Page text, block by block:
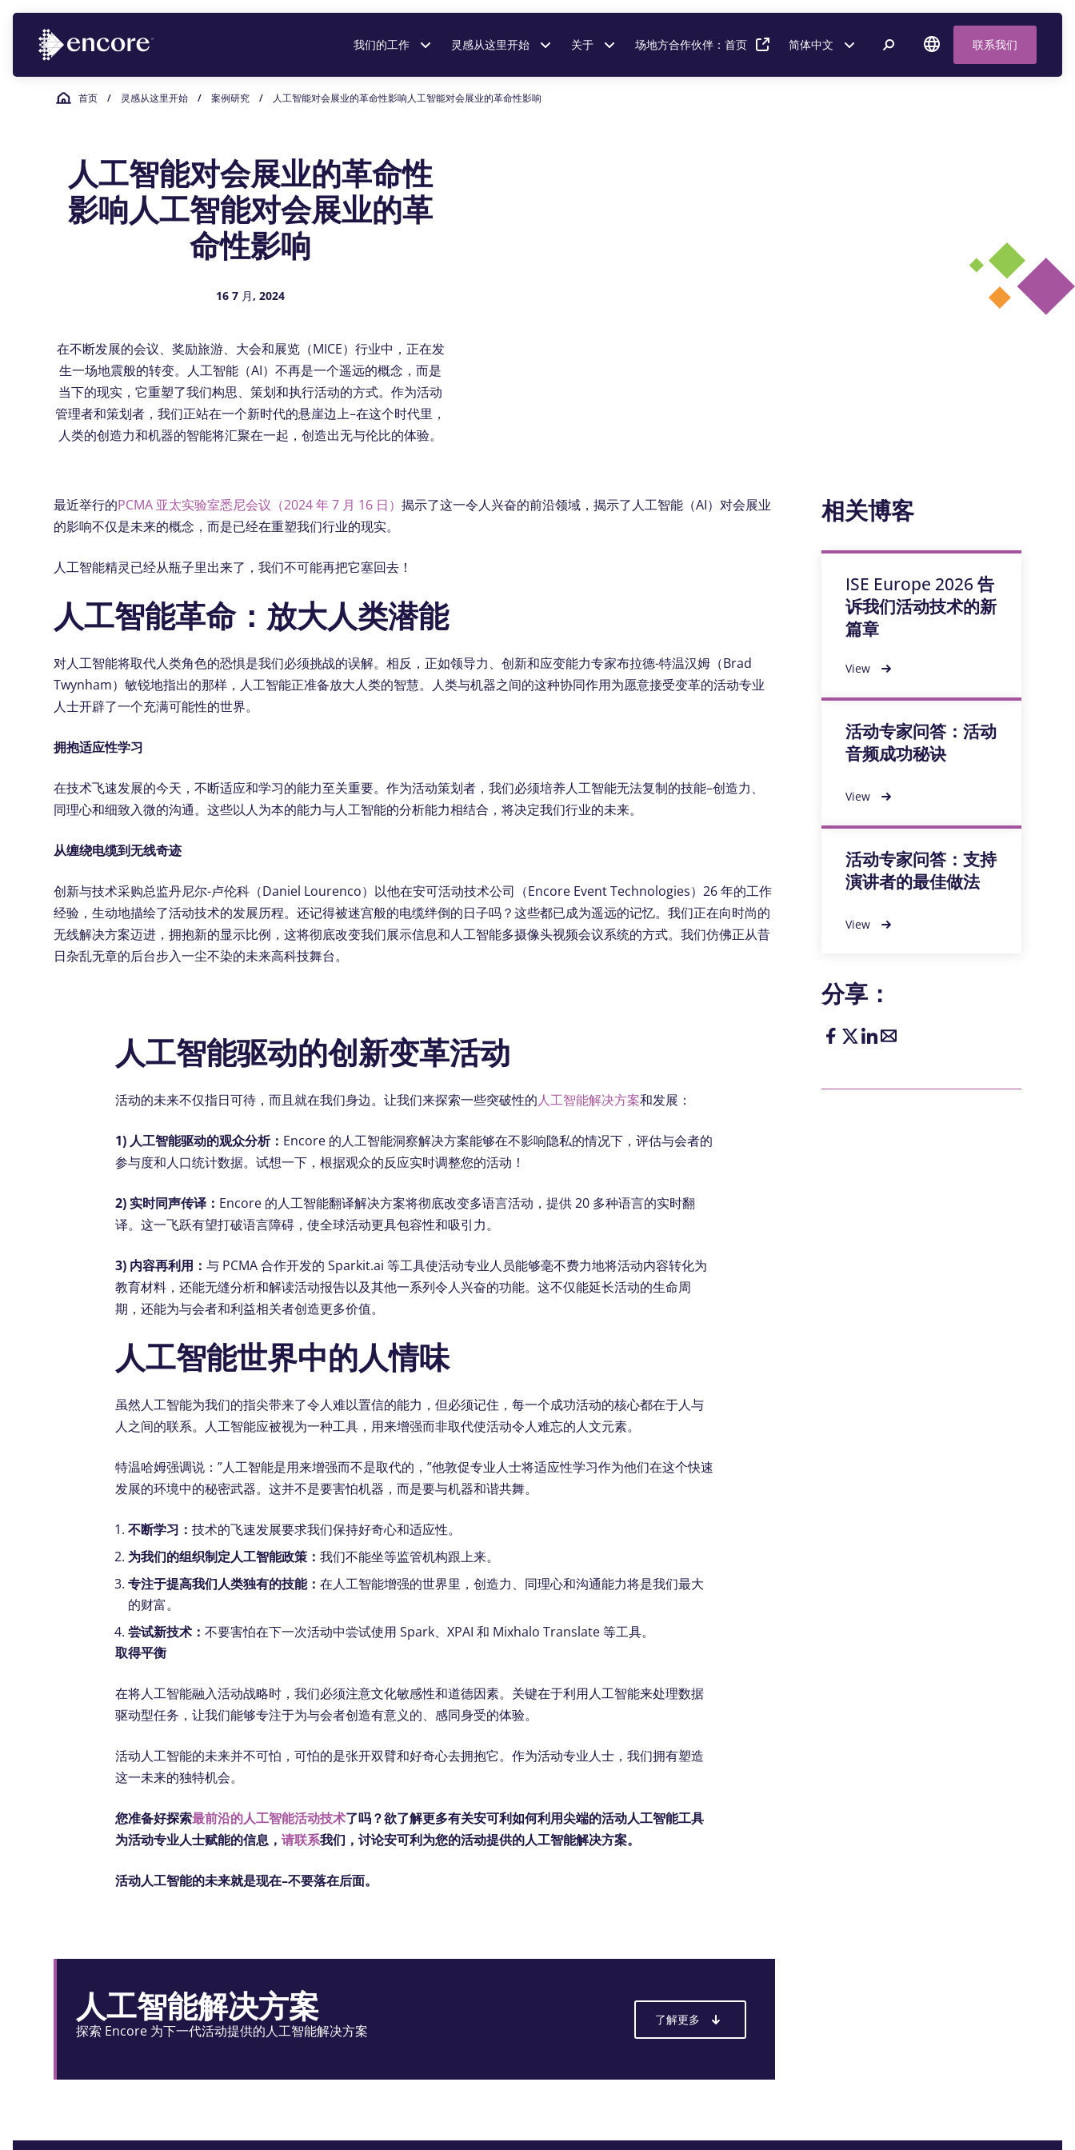
我们的工作 灵感从这里开始 关于 场地方合作伙伴：首页 简体中文 联系我们
首页 / 灵感从这里开始 / 案例研究 / 人工智能对会展业的革命性影响人工智能对会展业的革命性影响
人工智能对会展业的革命性
影响人工智能对会展业的革
命性影响
16 7 月, 2024
在不断发展的会议、奖励旅游、大会和展览（MICE）行业中，正在发
生一场地震般的转变。人工智能（AI）不再是一个遥远的概念，而是
当下的现实，它重塑了我们构思、策划和执行活动的方式。作为活动
管理者和策划者，我们正站在一个新时代的悬崖边上–在这个时代里，
人类的创造力和机器的智能将汇聚在一起，创造出无与伦比的体验。
最近举行的PCMA 亚太实验室悉尼会议（2024 年 7 月 16 日）揭示了这一令人兴奋的前沿领域，揭示了人工智能（AI）对会展业
的影响不仅是未来的概念，而是已经在重塑我们行业的现实。
人工智能精灵已经从瓶子里出来了，我们不可能再把它塞回去！
人工智能革命：放大人类潜能
对人工智能将取代人类角色的恐惧是我们必须挑战的误解。相反，正如领导力、创新和应变能力专家布拉德-特温汉姆（Brad
Twynham）敏锐地指出的那样，人工智能正准备放大人类的智慧。人类与机器之间的这种协同作用为愿意接受变革的活动专业
人士开辟了一个充满可能性的世界。
拥抱适应性学习
在技术飞速发展的今天，不断适应和学习的能力至关重要。作为活动策划者，我们必须培养人工智能无法复制的技能–创造力、
同理心和细致入微的沟通。这些以人为本的能力与人工智能的分析能力相结合，将决定我们行业的未来。
从缠绕电缆到无线奇迹
创新与技术采购总监丹尼尔-卢伦科（Daniel Lourenco）以他在安可活动技术公司（Encore Event Technologies）26 年的工作
经验，生动地描绘了活动技术的发展历程。还记得被迷宫般的电缆绊倒的日子吗？这些都已成为遥远的记忆。我们正在向时尚的
无线解决方案迈进，拥抱新的显示比例，这将彻底改变我们展示信息和人工智能多摄像头视频会议系统的方式。我们仿佛正从昔
日杂乱无章的后台步入一尘不染的未来高科技舞台。
人工智能驱动的创新变革活动
活动的未来不仅指日可待，而且就在我们身边。让我们来探索一些突破性的人工智能解决方案和发展：
1) 人工智能驱动的观众分析： Encore 的人工智能洞察解决方案能够在不影响隐私的情况下，评估与会者的
参与度和人口统计数据。试想一下，根据观众的反应实时调整您的活动！
2) 实时同声传译： Encore 的人工智能翻译解决方案将彻底改变多语言活动，提供 20 多种语言的实时翻
译。这一飞跃有望打破语言障碍，使全球活动更具包容性和吸引力。
3) 内容再利用：与 PCMA 合作开发的 Sparkit.ai 等工具使活动专业人员能够毫不费力地将活动内容转化为
教育材料，还能无缝分析和解读活动报告以及其他一系列令人兴奋的功能。这不仅能延长活动的生命周
期，还能为与会者和利益相关者创造更多价值。
人工智能世界中的人情味
虽然人工智能为我们的指尖带来了令人难以置信的能力，但必须记住，每一个成功活动的核心都在于人与
人之间的联系。人工智能应被视为一种工具，用来增强而非取代使活动令人难忘的人文元素。
特温哈姆强调说：”人工智能是用来增强而不是取代的，”他敦促专业人士将适应性学习作为他们在这个快速
发展的环境中的秘密武器。这并不是要害怕机器，而是要与机器和谐共舞。
不断学习：技术的飞速发展要求我们保持好奇心和适应性。
为我们的组织制定人工智能政策：我们不能坐等监管机构跟上来。
专注于提高我们人类独有的技能：在人工智能增强的世界里，创造力、同理心和沟通能力将是我们最大
的财富。
尝试新技术：不要害怕在下一次活动中尝试使用 Spark、XPAI 和 Mixhalo Translate 等工具。
取得平衡
在将人工智能融入活动战略时，我们必须注意文化敏感性和道德因素。关键在于利用人工智能来处理数据
驱动型任务，让我们能够专注于为与会者创造有意义的、感同身受的体验。
活动人工智能的未来并不可怕，可怕的是张开双臂和好奇心去拥抱它。作为活动专业人士，我们拥有塑造
这一未来的独特机会。
您准备好探索最前沿的人工智能活动技术了吗？欲了解更多有关安可利如何利用尖端的活动人工智能工具
为活动专业人士赋能的信息，请联系我们，讨论安可利为您的活动提供的人工智能解决方案。
活动人工智能的未来就是现在–不要落在后面。
人工智能解决方案
探索 Encore 为下一代活动提供的人工智能解决方案
了解更多
相关博客
ISE Europe 2026 告
诉我们活动技术的新
篇章
View
活动专家问答：活动
音频成功秘诀
View
活动专家问答：支持
演讲者的最佳做法
View
分享：